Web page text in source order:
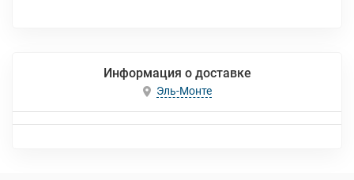
Информация о доставке
Эль-Монте